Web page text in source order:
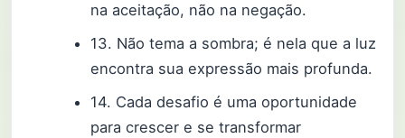
na aceitação, não na negação.
13. Não tema a sombra; é nela que a luz
encontra sua expressão mais profunda.
14. Cada desafio é uma oportunidade
para crescer e se transformar